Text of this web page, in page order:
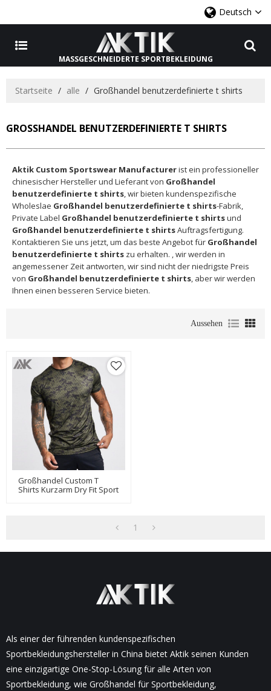
Deutsch
MASSGESCHNEIDERTE SPORTBEKLEIDUNG
Startseite / alle / Großhandel benutzerdefinierte t shirts
GROSSHANDEL BENUTZERDEFINIERTE T SHIRTS
Aktik Custom Sportswear Manufacturerist ein professioneller
chinesischer Hersteller und Lieferant von Großhandel
benutzerdefinierte t shirts, wir bieten kundenspezifische
Wholeslae Großhandel benutzerdefinierte t shirts-Fabrik,
Private Label Großhandel benutzerdefinierte t shirtsund
Großhandel benutzerdefinierte t shirtsAuftragsfertigung.
Kontaktieren Sie uns jetzt, um das beste Angebot für Großhandel
benutzerdefinierte t shirts zu erhalten. , wir werden in
angemessener Zeit antworten, wir sind nicht der niedrigste Preis
von Großhandel benutzerdefinierte t shirts, aber wir werden
Ihnen einen besseren Service bieten.
Aussehen
Großhandel Custom T
Shirts Kurzarm Dry Fit Sport
1
Als einer der führenden kundenspezifischen
Sportbekleidungshersteller in China bietet Aktik seinen Kunden
eine einzigartige One-Stop-Lösung für alle Arten von
Sportbekleidung, wie Großhandel für Sportbekleidung,